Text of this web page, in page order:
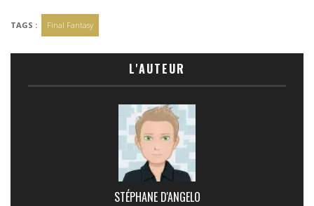
TAGS : Final Fantasy
L'AUTEUR
STÉPHANE D'ANGELO